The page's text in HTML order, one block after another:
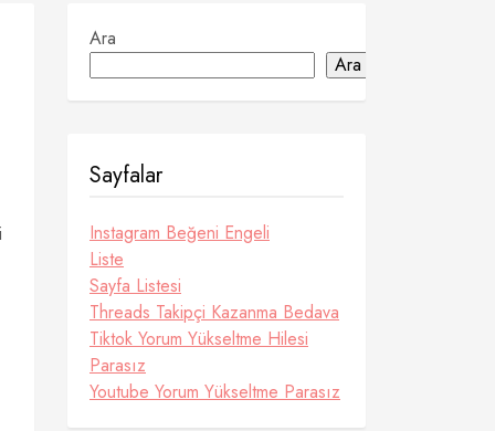
Ara
Ara
Sayfalar
Instagram Beğeni Engeli
Liste
Sayfa Listesi
Threads Takipçi Kazanma Bedava
Tiktok Yorum Yükseltme Hilesi
Parasız
Youtube Yorum Yükseltme Parasız